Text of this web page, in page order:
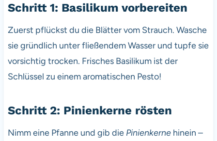
Schritt 1: Basilikum vorbereiten
Zuerst pflückst du die Blätter vom Strauch. Wasche
sie gründlich unter fließendem Wasser und tupfe sie
vorsichtig trocken. Frisches Basilikum ist der
Schlüssel zu einem aromatischen Pesto!
Schritt 2: Pinienkerne rösten
Nimm eine Pfanne und gib die Pinienkernehinein –